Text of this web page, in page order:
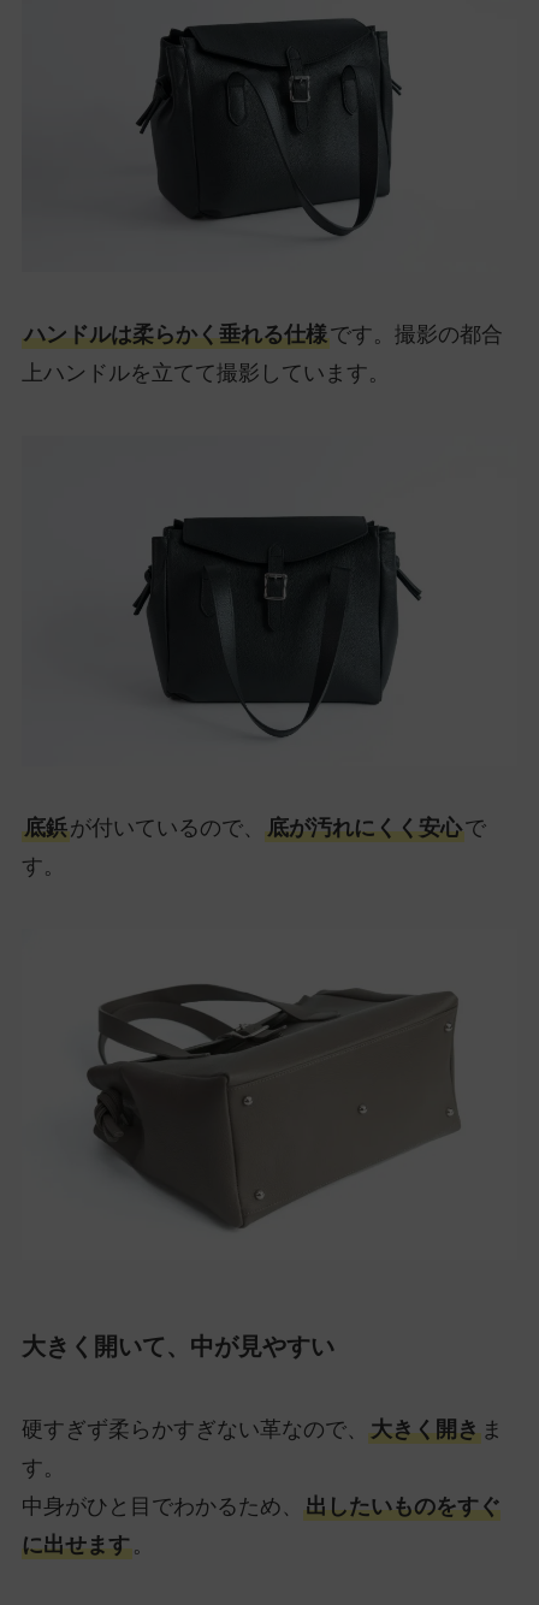
ハンドルは柔らかく垂れる仕様です。撮影の都合
上ハンドルを立てて撮影しています。
底鋲が付いているので、 底が汚れにくく安心で
す。
大きく開いて、中が見やすい
硬すぎず柔らかすぎない革なので、 大きく開きま
す。
中身がひと目でわかるため、 出したいものをすぐ
に出せます。